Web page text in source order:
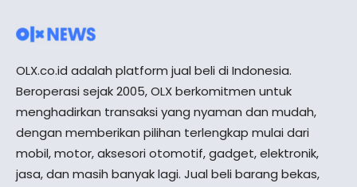
OLX.co.id adalah platform jual beli di Indonesia.
Beroperasi sejak 2005, OLX berkomitmen untuk
menghadirkan transaksi yang nyaman dan mudah,
dengan memberikan pilihan terlengkap mulai dari
mobil, motor, aksesori otomotif, gadget, elektronik,
jasa, dan masih banyak lagi. Jual beli barang bekas,